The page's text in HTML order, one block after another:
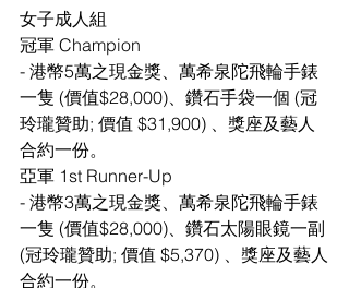
女子成人組
冠軍 Champion
- 港幣5萬之現金獎、萬希泉陀飛輪手錶
一隻 (價值$28,000)、鑽石手袋一個 (冠
玲瓏贊助; 價值 $31,900) 、獎座及藝人
合約一份。
亞軍 1st Runner-Up
- 港幣3萬之現金獎、萬希泉陀飛輪手錶
一隻 (價值$28,000)、鑽石太陽眼鏡一副
(冠玲瓏贊助; 價值 $5,370) 、獎座及藝人
合約一份。